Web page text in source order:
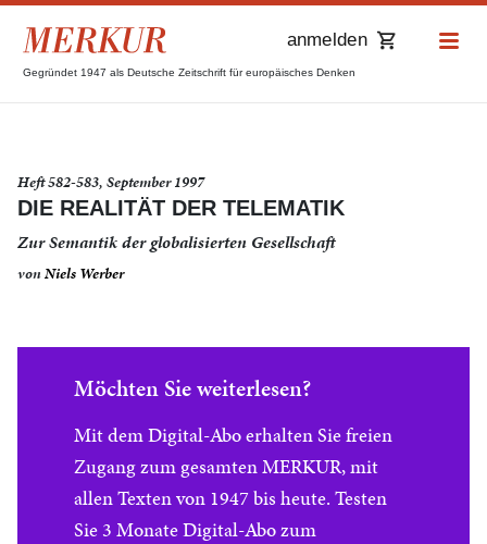
Gegründet 1947 als Deutsche Zeitschrift für europäisches Denken
anmelden
Heft 582-583, September 1997
DIE REALITÄT DER TELEMATIK
Zur Semantik der globalisierten Gesellschaft
vonNiels Werber
Möchten Sie weiterlesen?
Mit dem Digital-Abo erhalten Sie freien
Zugang zum gesamten MERKUR, mit
allen Texten von 1947 bis heute. Testen
Sie 3 Monate Digital-Abo zum